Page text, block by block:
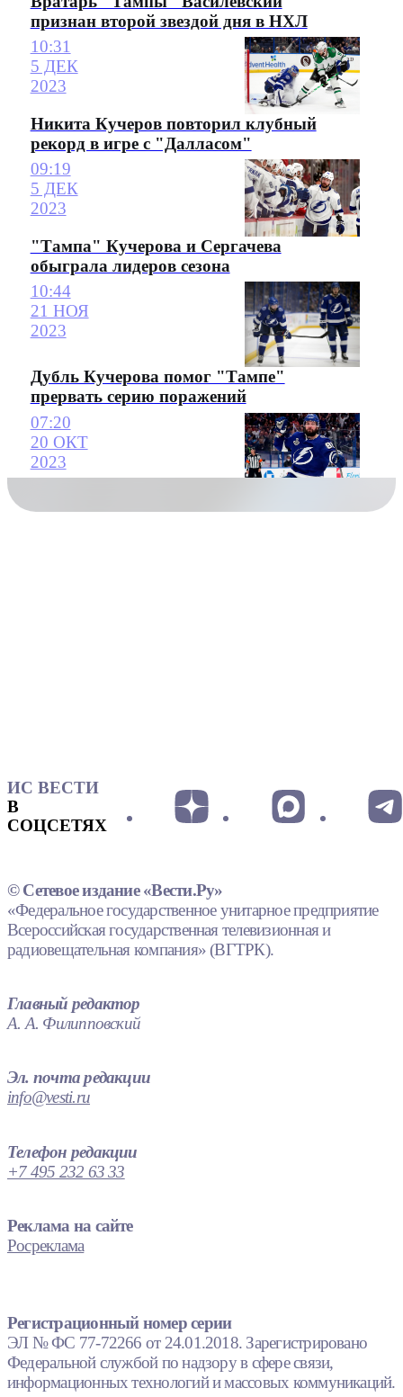
признан второй звездой дня в НХЛ
10:31
5 ДЕК
2023
Никита Кучеров повторил клубный
рекорд в игре с "Далласом"
09:19
5 ДЕК
2023
"Тампа" Кучерова и Сергачева
обыграла лидеров сезона
10:44
21 НОЯ
2023
Дубль Кучерова помог "Тампе"
прервать серию поражений
07:20
20 ОКТ
2023
ИС ВЕСТИ
В
СОЦСЕТЯХ
© Сетевое издание «Вести.Ру»
«Федеральное государственное унитарное предприятие
Всероссийская государственная телевизионная и
радиовещательная компания» (ВГТРК).
Главный редактор
А. А. Филипповский
Эл. почта редакции
info@vesti.ru
Телефон редакции
+7 495 232 63 33
Реклама на сайте
Росреклама
Регистрационный номер серии
ЭЛ № ФС 77-72266 от 24.01.2018. Зарегистрировано
Федеральной службой по надзору в сфере связи,
информационных технологий и массовых коммуникаций.